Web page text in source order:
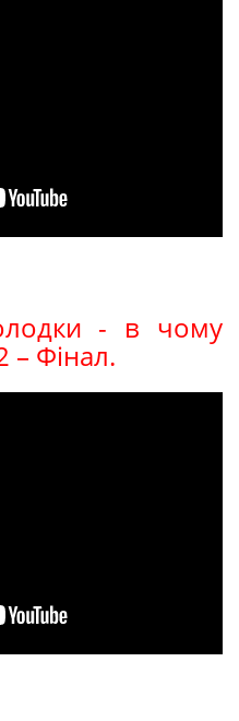
- в чому
– Фінал.